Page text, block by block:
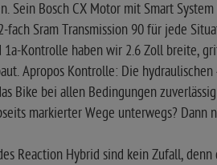
Sein Bosch CX Motor mit Smart
fach Sram Transmission 90 für jede
Kontrolle haben wir 2.6 Zoll breite,
Apropos Kontrolle: Die
Bike bei allen Bedingungen
markierter Wege unterwegs? Dann
Reaction Hybrid sind kein Zufall,